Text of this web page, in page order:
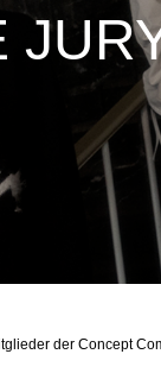
der Concept